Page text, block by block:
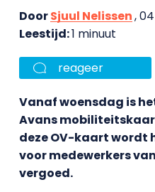
DoorSjuul Nelissen,
Leestijd:1 minuut
reageer
Vanaf woensdag is
Avans
deze OV-kaart wordt
voor medewerkers
vergoed.